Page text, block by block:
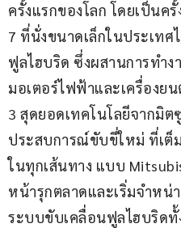
ครั้งแรกของโลก โดยเป็นค
7 ที่นั่งขนาดเล็กในประเท
ฟูลไฮบริด ซึ่งผสานการทำ
มอเตอร์ไฟฟ้าและเครื่องย
3 สุดยอดเทคโนโลยีจากมิ
ประสบการณ์ขับขี่ใหม่ ที่เต็
ในทุกเส้นทาง แบบ
หน้ารุกตลาดและเริ่มจำหน่
ระบบขับเคลื่อนฟูลไฮบริด